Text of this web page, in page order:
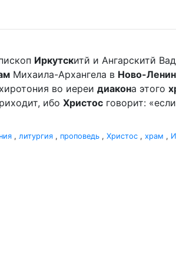
Иркутскитй и Ангарскитй
Михаила-Архангела в Ново-
во иереи диакона этого
ибо Христос говорит:
, литургия , проповедь , Христос , храм ,